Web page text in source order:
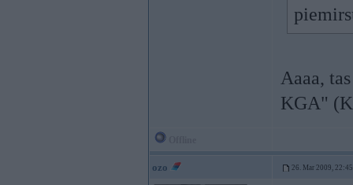
Aaaa,
KGA"
ozo 26. Mar 2009, 22:45